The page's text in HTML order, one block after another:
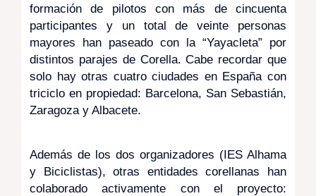
formación de pilotos con más de cincuenta
participantes y un total de veinte personas
mayores han paseado con la “Yayacleta” por
distintos parajes de Corella. Cabe recordar que
solo hay otras cuatro ciudades en España con
triciclo en propiedad: Barcelona, San Sebastián,
Zaragoza y Albacete.
Además de los dos organizadores (IES Alhama
y Biciclistas), otras entidades corellanas han
colaborado activamente con el proyecto: